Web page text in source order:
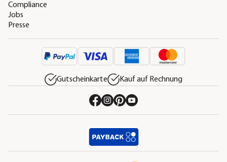
Compliance
Jobs
Presse
Gutscheinkarte Kauf auf Rechnung